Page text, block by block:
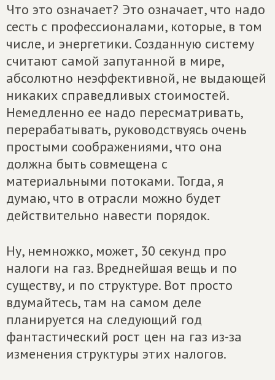
Что это означает? Это означает, что надо
сесть с профессионалами, которые, в том
числе, и энергетики. Созданную систему
считают самой запутанной в мире,
абсолютно неэффективной, не выдающей
никаких справедливых стоимостей.
Немедленно ее надо пересматривать,
перерабатывать, руководствуясь очень
простыми соображениями, что она
должна быть совмещена с
материальными потоками. Тогда, я
думаю, что в отрасли можно будет
действительно навести порядок.
Ну, немножко, может, 30 секунд про
налоги на газ. Вреднейшая вещь и по
существу, и по структуре. Вот просто
вдумайтесь, там на самом деле
планируется на следующий год
фантастический рост цен на газ из-за
изменения структуры этих налогов.